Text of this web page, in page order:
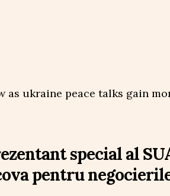
special al
pentru